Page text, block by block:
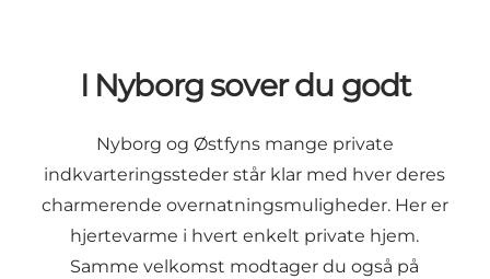
I Nyborg sover du godt
Nyborg og Østfyns mange private
indkvarteringssteder står klar med hver deres
charmerende overnatningsmuligheder. Her er
hjertevarme i hvert enkelt private hjem.
Samme velkomst modtager du også på